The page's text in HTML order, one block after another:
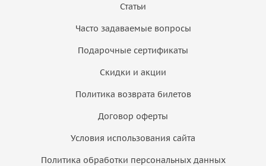
Статьи
Часто задаваемые вопросы
Подарочные сертификаты
Скидки и акции
Политика возврата билетов
Договор оферты
Условия использования сайта
Политика обработки персональных данных